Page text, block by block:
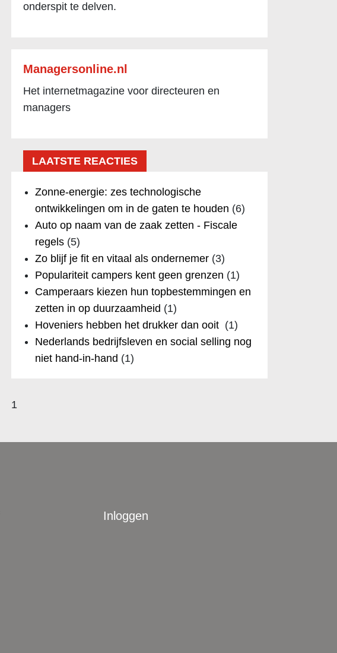
onderspit te delven.
Managersonline.nl
Het internetmagazine voor directeuren en
managers
LAATSTE REACTIES
Zonne-energie: zes technologische
ontwikkelingen om in de gaten te houden (6)
Auto op naam van de zaak zetten - Fiscale
regels(5)
Zo blijf je fit en vitaal als ondernemer(3)
Populariteit campers kent geen grenzen (1)
Camperaars kiezen hun topbestemmingen en
zetten in op duurzaamheid (1)
Hoveniers hebben het drukker dan ooit (1)
Nederlands bedrijfsleven en social selling nog
niet hand-in-hand (1)
1
Inloggen